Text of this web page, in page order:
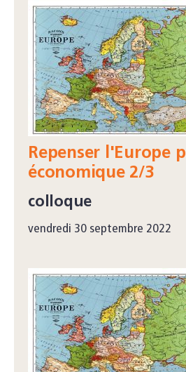
Repenser l'Europe
économique 2/3
colloque
vendredi 30 septembre 2022